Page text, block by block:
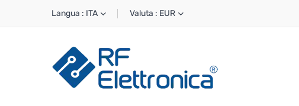
Langua : ITA Valuta : EUR